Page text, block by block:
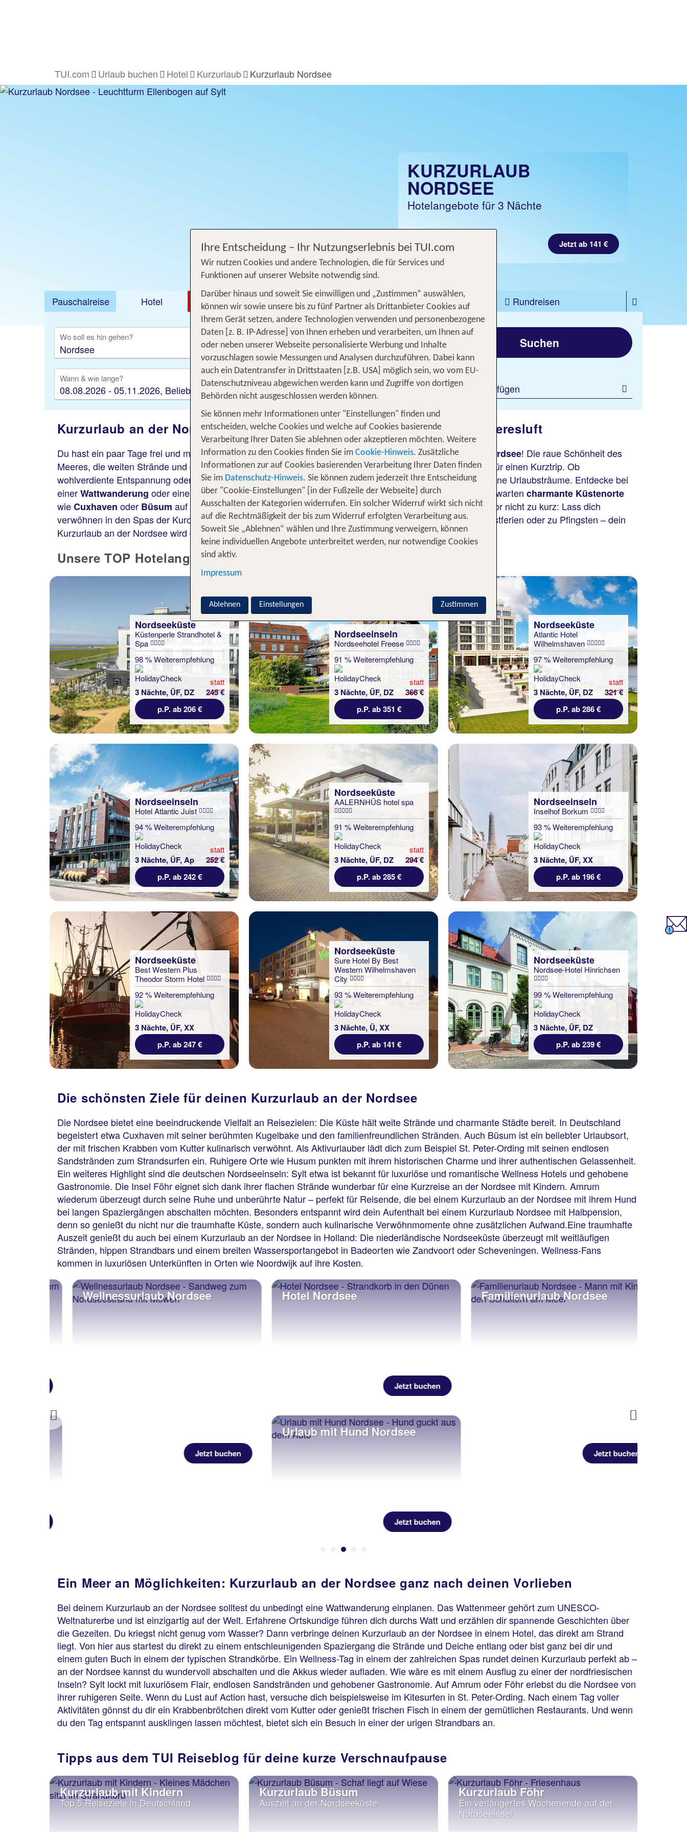
TUI.com Urlaub buchen Hotel Kurzurlaub Kurzurlaub Nordsee
KURZURLAUB
NORDSEE
Hotelangebote für 3 Nächte
Jetzt ab 141 €
Pauschalreise Hotel DEALS Flug Ferienhaus Mietwagen Kreuzfahrten
Rundreisen
Ausflüge
Camper Privattransfer Zusatzleistungen
Wo soll es hin gehen?
Flug hinzufügen
Wann & wie lange?
08.08.2026 - 05.11.2026, Beliebig
Wer reist mit?
2 Erwachsene
Suchen
Filter hinzufügen
Kurzurlaub an der Nordsee – Entspannung pur an der wohltuenden Meeresluft
Du hast ein paar Tage frei und möchtestdem Alltag entfliehen? Dann auf in deinenKurzurlaub an der Nordsee! Die raue Schönheit des
Meeres, die weiten Strände und daseinzigartige Wattenmeermachen die Nordsee zu einem idealen Ziel für einen Kurztrip. Ob
wohlverdiente Entspannung oder
Zeit in der Natur– ein Kurzurlaub an der Nordsee mit Meerblick erfüllt deine Urlaubsträume. Entdecke bei
einerWattwanderung oder einem Deichspaziergangdie faszinierende Natur der Nordseeküste. Daneben warten charmante Küstenorte
wieCuxhaven oder Büsum auf dich. Bei einem Kurzurlaub an der Nordsee kommt auch der Wellness-Faktor nicht zu kurz: Lass dich
verwöhnen in den Spas der Kurorte wieSt. Peter-OrdingoderNorderney. Sei es im Sommer, in den Herbstferien oder zu Pfingsten – dein
Kurzurlaub an der Nordsee wird dank der Vielseitigkeit der Region unvergesslich.
Unsere TOP Hotelangebote für 3 Nächte Nordsee
Nordseeküste
Küstenperle Strandhotel &
Spa
98 % Weiterempfehlung
3 Nächte, ÜF, DZ
statt
245 €
p.P. ab 206 €
Nordseeinseln
Nordseehotel Freese
91 % Weiterempfehlung
3 Nächte, ÜF, DZ
statt
366 €
p.P. ab 351 €
Nordseeküste
Atlantic Hotel
Wilhelmshaven
97 % Weiterempfehlung
3 Nächte, ÜF, DZ
statt
321 €
p.P. ab 286 €
Nordseeinseln
Hotel Atlantic Juist
94 % Weiterempfehlung
3 Nächte, ÜF, Ap
statt
252 €
p.P. ab 242 €
Nordseeküste
AALERNHÜS hotel spa
91 % Weiterempfehlung
3 Nächte, ÜF, DZ
statt
294 €
p.P. ab 285 €
Nordseeinseln
Inselhof Borkum
93 % Weiterempfehlung
3 Nächte, ÜF, XX
p.P. ab 196 €
Nordseeküste
Best Western Plus
Theodor Storm Hotel
92 % Weiterempfehlung
3 Nächte, ÜF, XX
p.P. ab 247 €
Nordseeküste
Sure Hotel By Best
Western Wilhelmshaven
City
93 % Weiterempfehlung
3 Nächte, Ü, XX
p.P. ab 141 €
Nordseeküste
Nordsee-Hotel Hinrichsen
99 % Weiterempfehlung
3 Nächte, ÜF, DZ
p.P. ab 239 €
Die schönsten Ziele für deinen Kurzurlaub an der Nordsee
Die Nordsee bietet eine beeindruckende Vielfalt an Reisezielen: Die Küste hält weite Strände und charmante Städte bereit. In Deutschland
begeistert etwa Cuxhaven mit seiner berühmten Kugelbake und den familienfreundlichen Stränden. Auch Büsum ist ein beliebter Urlaubsort,
der mit frischen Krabben vom Kutter kulinarisch verwöhnt. Als Aktivurlauber lädt dich zum Beispiel St. Peter-Ording mit seinen endlosen
Sandstränden zum Strandsurfen ein. Ruhigere Orte wie Husum punkten mit ihrem historischen Charme und ihrer authentischen Gelassenheit.
Ein weiteres Highlight sind die deutschen Nordseeinseln: Sylt etwa ist bekannt für luxuriöse und romantische Wellness Hotels und gehobene
Gastronomie. Die Insel Föhr eignet sich dank ihrer flachen Strände wunderbar für eine Kurzreise an der Nordsee mit Kindern. Amrum
wiederum überzeugt durch seine Ruhe und unberührte Natur – perfekt für Reisende, die bei einem Kurzurlaub an der Nordsee mit ihrem Hund
bei langen Spaziergängen abschalten möchten. Besonders entspannt wird dein Aufenthalt bei einem Kurzurlaub Nordsee mit Halbpension,
denn so genießt du nicht nur die traumhafte Küste, sondern auch kulinarische Verwöhnmomente ohne zusätzlichen Aufwand.Eine traumhafte
Auszeit genießt du auch bei einem Kurzurlaub an der Nordsee in Holland: Die niederländische Nordseeküste überzeugt mit weitläufigen
Stränden, hippen Strandbars und einem breiten Wassersportangebot in Badeorten wie Zandvoort oder Scheveningen. Wellness-Fans
kommen in luxuriösen Unterkünften in Orten wie Noordwijk auf ihre Kosten.
Previous
Wellnessurlaub Nordsee
Jetzt buchen
Hotel Nordsee
Jetzt buchen
Urlaub mit Hund Nordsee
Jetzt buchen
Familienurlaub Nordsee
Jetzt buchen
Ein Meer an Möglichkeiten: Kurzurlaub an der Nordsee ganz nach deinen Vorlieben
Bei deinem Kurzurlaub an der Nordsee solltest du unbedingt eine Wattwanderung einplanen. Das Wattenmeer gehört zum UNESCO-
Weltnaturerbe und ist einzigartig auf der Welt. Erfahrene Ortskundige führen dich durchs Watt und erzählen dir spannende Geschichten über
die Gezeiten. Du kriegst nicht genug vom Wasser? Dann verbringe deinen Kurzurlaub an der Nordsee in einem Hotel, das direkt am Strand
liegt. Von hier aus startest du direkt zu einem entschleunigenden Spaziergang die Strände und Deiche entlang oder bist ganz bei dir und
einem guten Buch in einem der typischen Strandkörbe. Ein Wellness-Tag in einem der zahlreichen Spas rundet deinen Kurzurlaub perfekt ab –
an der Nordsee kannst du wundervoll abschalten und die Akkus wieder aufladen. Wie wäre es mit einem Ausflug zu einer der nordfriesischen
Inseln? Sylt lockt mit luxuriösem Flair, endlosen Sandstränden und gehobener Gastronomie. Auf Amrum oder Föhr erlebst du die Nordsee von
ihrer ruhigeren Seite. Wenn du Lust auf Action hast, versuche dich beispielsweise im Kitesurfen in St. Peter-Ording. Nach einem Tag voller
Aktivitäten gönnst du dir ein Krabbenbrötchen direkt vom Kutter oder genießt frischen Fisch in einem der gemütlichen Restaurants. Und wenn
du den Tag entspannt ausklingen lassen möchtest, bietet sich ein Besuch in einer der urigen Strandbars an.
Tipps aus dem TUI Reiseblog für deine kurze Verschnaufpause
Kurzurlaub mit Kindern
Top 5 Reiseziele in Deutschland
Kurzurlaub Büsum
Auszeit an der Nordseeküste
Kurzurlaub Föhr
Ein verlängertes Wochenende auf der
Nordseeinsel
Ihre Entscheidung – Ihr Nutzungserlebnis bei TUI.com
Wir nutzen Cookies und andere Technologien, die für Services und
Funktionen auf unserer Website notwendig sind.
Darüber hinaus und soweit Sie einwilligen und „Zustimmen“ auswählen,
können wir sowie unsere bis zu fünf Partner als Drittanbieter Cookies auf
Ihrem Gerät setzen, andere Technologien verwenden und personenbezogene
Daten [z. B. IP-Adresse] von Ihnen erheben und verarbeiten, um Ihnen auf
oder neben unserer Webseite personalisierte Werbung und Inhalte
vorzuschlagen sowie Messungen und Analysen durchzuführen. Dabei kann
auch ein Datentransfer in Drittstaaten [z.B. USA] möglich sein, wo vom EU-
Datenschutzniveau abgewichen werden kann und Zugriffe von dortigen
Behörden nicht ausgeschlossen werden können.
Sie können mehr Informationen unter "Einstellungen" finden und
entscheiden, welche Cookies und welche auf Cookies basierende
Verarbeitung Ihrer Daten Sie ablehnen oder akzeptieren möchten. Weitere
Information zu den Cookies finden Sie im Cookie-Hinweis. Zusätzliche
Informationen zur auf Cookies basierenden Verarbeitung Ihrer Daten finden
Sie im Datenschutz-Hinweis. Sie können zudem jederzeit Ihre Entscheidung
über "Cookie-Einstellungen" [in der Fußzeile der Webseite] durch
Ausschalten der Kategorien widerrufen. Ein solcher Widerruf wirkt sich nicht
auf die Rechtmäßigkeit der bis zum Widerruf erfolgten Verarbeitung aus.
Soweit Sie „Ablehnen“ wählen und Ihre Zustimmung verweigern, können
keine individuellen Angebote unterbreitet werden, nur notwendige Cookies
sind aktiv.
Impressum
Zustimmen
Ablehnen Einstellungen